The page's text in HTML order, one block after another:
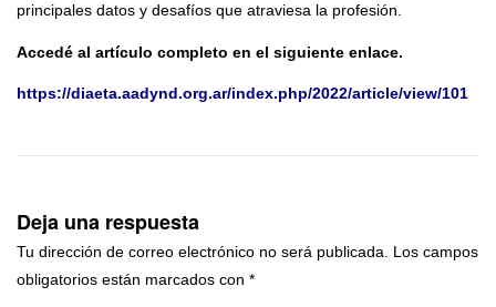
principales datos y desafíos que atraviesa la profesión.
Accedé al artículo completo en el siguiente enlace.
https://diaeta.aadynd.org.ar/index.php/2022/article/view/101
Deja una respuesta
Tu dirección de correo electrónico no será publicada.
Los campos
obligatorios están marcados con *